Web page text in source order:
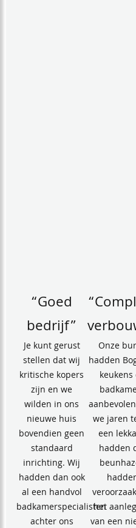
“Goed
bedrijf”
Je kunt gerust
stellen dat wij
kritische kopers
zijn en we
wilden in ons
nieuwe huis
bovendien geen
standaard
inrichting. Wij
hadden dan ook
al een handvol
badkamerspecialisten
achter ons
Onze
hadden
keukens
we jaren
een
hadden
het
van een